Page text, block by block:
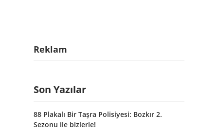
Reklam
Son Yazılar
88 Plakalı Bir Taşra Polisiyesi: Bozkır 2.
Sezonu ile bizlerle!